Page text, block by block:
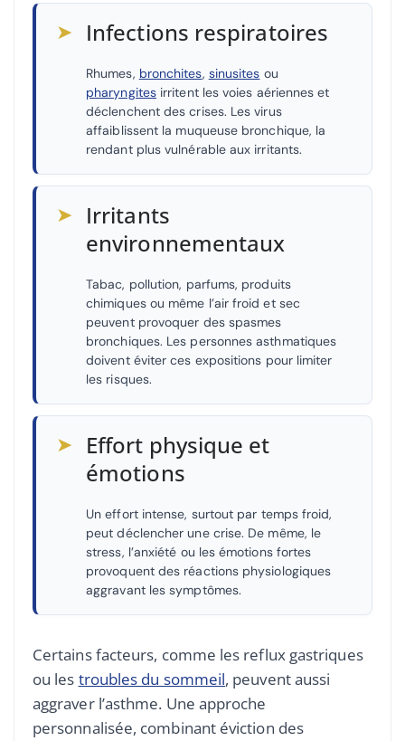
➤ Infections respiratoires
Rhumes, bronchites, sinusites ou
pharyngitesirritent les voies aériennes et
déclenchent des crises. Les virus
affaiblissent la muqueuse bronchique, la
rendant plus vulnérable aux irritants.
➤ Irritants
environnementaux
Tabac, pollution, parfums, produits
chimiques ou même l’air froid et sec
peuvent provoquer des spasmes
bronchiques. Les personnes asthmatiques
doivent éviter ces expositions pour limiter
les risques.
➤ Effort physique et
émotions
Un effort intense, surtout par temps froid,
peut déclencher une crise. De même, le
stress, l’anxiété ou les émotions fortes
provoquent des réactions physiologiques
aggravant les symptômes.
Certains facteurs, comme les reflux gastriques
ou les troubles du sommeil, peuvent aussi
aggraver l’asthme. Une approche
personnalisée, combinant éviction des